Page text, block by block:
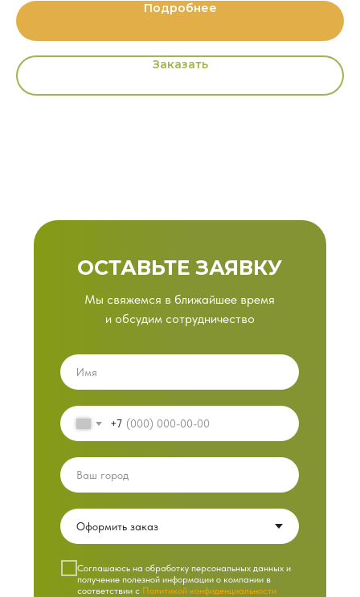
Подробнее
Заказать
ОСТАВЬТЕ ЗАЯВКУ
Мы свяжемся в ближайшее время
и обсудим сотрудничество
+7
Cоглашаюсь на обработку персональных данных и
получение полезной информации о компании в
соответствии с Политикой конфиденциальности